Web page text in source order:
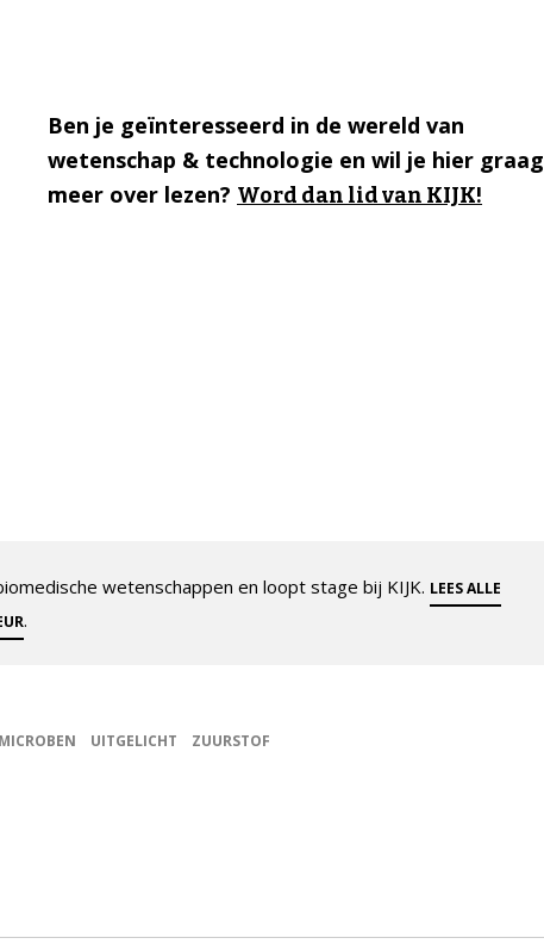
Ben je geïnteresseerd in de wereld van
wetenschap & technologie en wil je hier graag
meer over lezen? Word dan lid van KIJK!
wetenschappen en loopt stage bij KIJK. LEES ALLE
.
MICROBEN UITGELICHT ZUURSTOF